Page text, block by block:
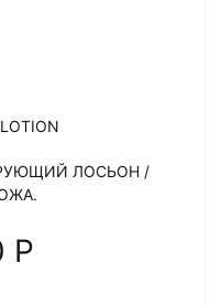
ЛОСЬОН /
P